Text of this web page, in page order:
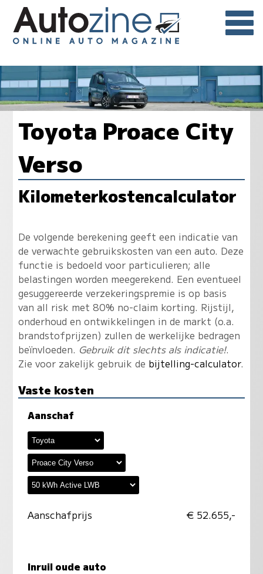
Toyota Proace City
Verso
Kilometerkostencalculator
De volgende berekening geeft een indicatie van
de verwachte gebruikskosten van een auto. Deze
functie is bedoeld voor particulieren; alle
belastingen worden meegerekend. Een eventueel
gesuggereerde verzekeringspremie is op basis
van all risk met 80% no-claim korting. Rijstijl,
onderhoud en ontwikkelingen in de markt (o.a.
brandstofprijzen) zullen de werkelijke bedragen
beïnvloeden. Gebruik dit slechts als indicatie!.
Zie voor zakelijk gebruik de bijtelling-calculator.
Vaste kosten
Aanschaf
Aanschafprijs € 52.655,-
Inruil oude auto